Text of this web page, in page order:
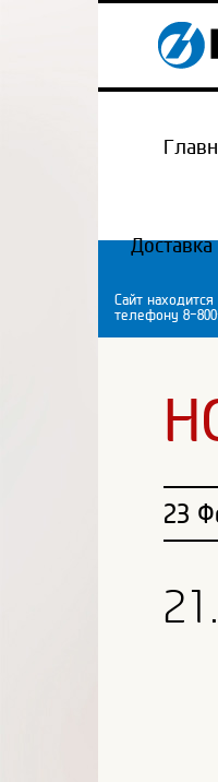
Доставка
Сайт
телефону 8-
23